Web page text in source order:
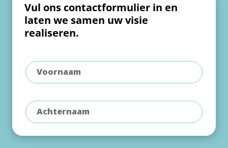
Vul ons contactformulier in en
laten we samen uw visie
realiseren.